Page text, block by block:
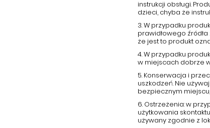
instrukcji obsługi.
dzieci, chyba że
3. W przypadku
prawidłowego
że jest to produkt
4. W przypadku
w miejscach dobrze
5. Konserwacja i
uszkodzeń. Nie
bezpiecznym
6. Ostrzeżenia: w
użytkowania
używany zgodnie z